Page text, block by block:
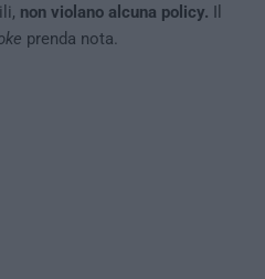
non violano alcuna policy. Il
prenda nota.